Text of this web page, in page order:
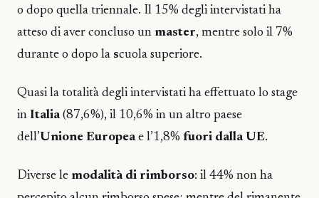
o dopo quella triennale. Il 15% degli intervistati ha
atteso di aver concluso un master, mentre solo il 7%
durante o dopo la scuola superiore.
Quasi la totalità degli intervistati ha effettuato lo stage
in Italia(87,6%), il 10,6% in un altro paese
dell’Unione Europeae l’1,8% fuori dalla UE.
Diverse le modalità di rimborso: il 44% non ha